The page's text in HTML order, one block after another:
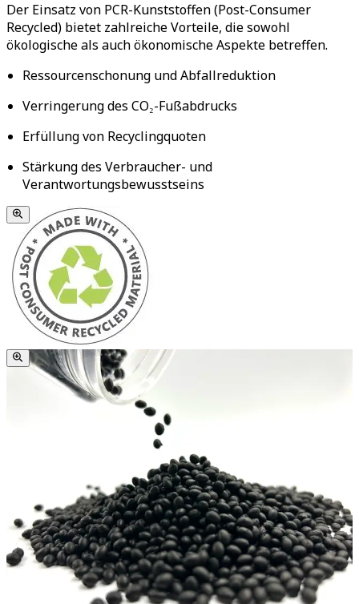
Der Einsatz von PCR-Kunststoffen (Post-Consumer
Recycled) bietet zahlreiche Vorteile, die sowohl
ökologische als auch ökonomische Aspekte betreffen.
Ressourcenschonung und Abfallreduktion
Verringerung des CO₂-Fußabdrucks
Erfüllung von Recyclingquoten
Stärkung des Verbraucher- und
Verantwortungsbewusstseins